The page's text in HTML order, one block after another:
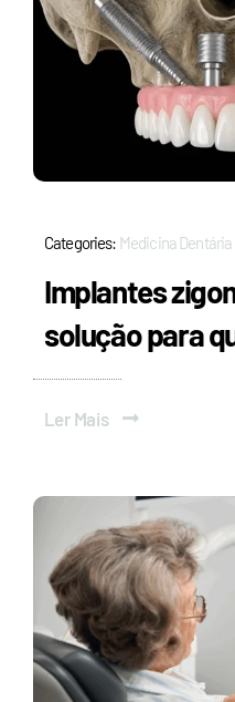
Categories: Medicina Dentária
Implantes
solução para
Ler Mais